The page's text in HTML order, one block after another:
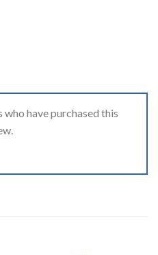
have purchased this